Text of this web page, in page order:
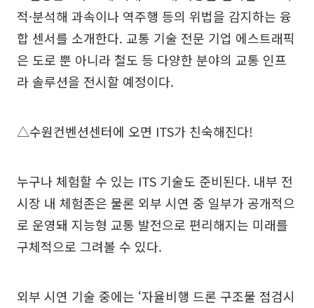
적·분석해 과속이나 역주행 등의 위법을 감지하는 융
합 센서를 소개한다. 교통 기술 전문 기업 에스트래픽
은 도로 뿐 아니라 철도 등 다양한 분야의 교통 인프
라 솔루션을 전시할 예정이다.
△수원컨벤션센터에 오면 ITS가 친숙해진다!
누구나 체험할 수 있는 ITS 기술도 준비된다. 내부 전
시장 내 체험존은 물론 외부 시연 중 일부가 공개적으
로 운영돼 지능형 교통 발전으로 편리해지는 미래를
구체적으로 그려볼 수 있다.
외부 시연 기술 중에는 ‘자율비행 드론 구조물 점검시